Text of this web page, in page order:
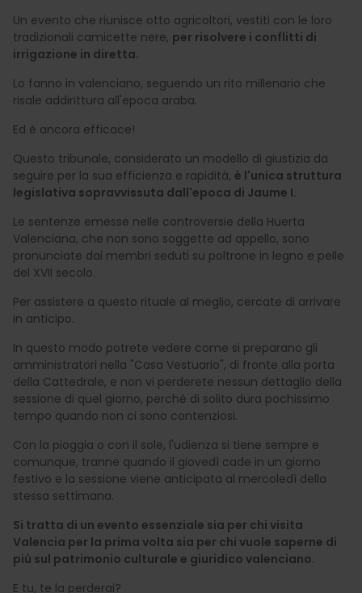
Un evento che riunisce otto agricoltori, vestiti con le loro
tradizionali camicette nere, per risolvere i conflitti di
irrigazione in diretta.
Lo fanno in valenciano, seguendo un rito millenario che
risale addirittura all'epoca araba.
Ed è ancora efficace!
Questo tribunale, considerato un modello di giustizia da
seguire per la sua efficienza e rapidità, è l'unica struttura
legislativa sopravvissuta dall'epoca di Jaume I.
Le sentenze emesse nelle controversie della Huerta
Valenciana, che non sono soggette ad appello, sono
pronunciate dai membri seduti su poltrone in legno e pelle
del XVII secolo.
Per assistere a questo rituale al meglio, cercate di arrivare
in anticipo.
In questo modo potrete vedere come si preparano gli
amministratori nella "Casa Vestuario", di fronte alla porta
della Cattedrale, e non vi perderete nessun dettaglio della
sessione di quel giorno, perché di solito dura pochissimo
tempo quando non ci sono contenziosi.
Con la pioggia o con il sole, l'udienza si tiene sempre e
comunque, tranne quando il giovedì cade in un giorno
festivo e la sessione viene anticipata al mercoledì della
stessa settimana.
Si tratta di un evento essenziale sia per chi visita
Valencia per la prima volta sia per chi vuole saperne di
più sul patrimonio culturale e giuridico valenciano.
E tu, te la perderai?